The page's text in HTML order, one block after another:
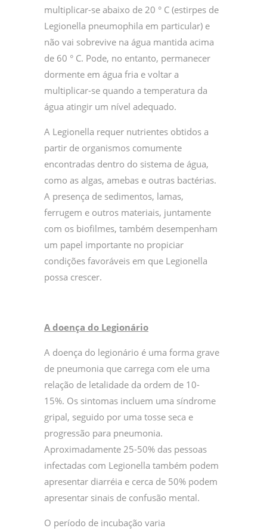
multiplicar-se abaixo de 20 ° C (estirpes de
Legionella pneumophila em particular) e
não vai sobrevive na água mantida acima
de 60 ° C. Pode, no entanto, permanecer
dormente em água fria e voltar a
multiplicar-se quando a temperatura da
água atingir um nível adequado.
A Legionella requer nutrientes obtidos a
partir de organismos comumente
encontradas dentro do sistema de água,
como as algas, amebas e outras bactérias.
A presença de sedimentos, lamas,
ferrugem e outros materiais, juntamente
com os biofilmes, também desempenham
um papel importante no propiciar
condições favoráveis em que Legionella
possa crescer.
A doença do Legionário
A doença do legionário é uma forma grave
de pneumonia que carrega com ele uma
relação de letalidade da ordem de 10-
15%. Os sintomas incluem uma síndrome
gripal, seguido por uma tosse seca e
progressão para pneumonia.
Aproximadamente 25-50% das pessoas
infectadas com Legionella também podem
apresentar diarréia e cerca de 50% podem
apresentar sinais de confusão mental.
O período de incubação varia